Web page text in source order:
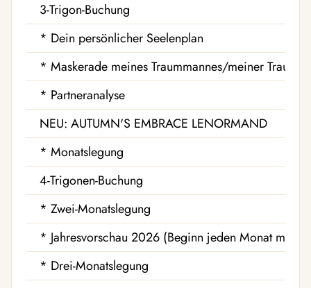
3-Trigon-Buchung
* Dein persönlicher Seelenplan
* Maskerade meines Traummannes/meiner
* Partneranalyse
NEU: AUTUMN'S EMBRACE LENORMAND
* Monatslegung
4-Trigonen-Buchung
* Zwei-Monatslegung
* Jahresvorschau 2026 (Beginn jeden Monat
* Drei-Monatslegung